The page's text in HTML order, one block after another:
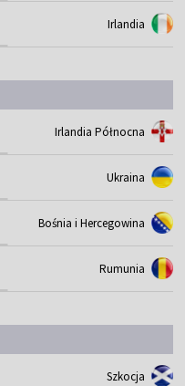
Irlandia
Irlandia Północna
Ukraina
Bośnia i Hercegowina
Rumunia
Szkocja